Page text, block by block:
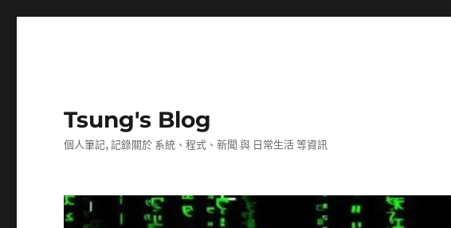
Tsung's Blog
個人筆記, 記錄關於 系統、程式、新聞 與 日常生活 等資訊